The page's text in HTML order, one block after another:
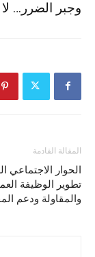
وجبر الضرر…
المقالة القادمة
الحوار الاجتماعي
تطوير الوظيفة
والمقاولة ودعم